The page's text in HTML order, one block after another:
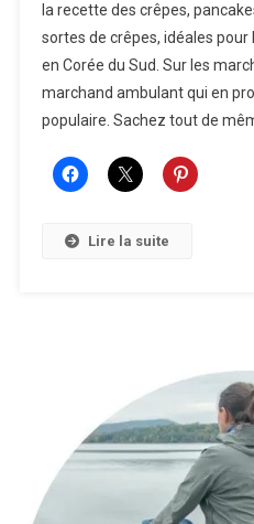
la recette des crêpes,
sortes de crêpes, idéales
en Corée du Sud. Sur les
marchand ambulant qui en
populaire. Sachez tout de
Lire la suite